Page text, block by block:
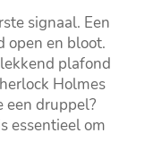
signaal.​ Een
open en bloot.​
plafond
Holmes
een druppel?
essentieel om